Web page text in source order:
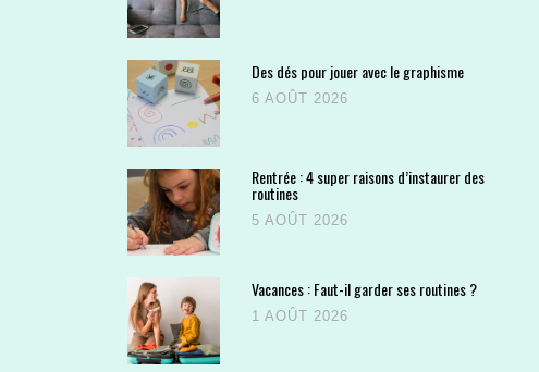
Des dés pour jouer avec le graphisme
6 AOÛT 2026
Rentrée : 4 super raisons d’instaurer des
routines
5 AOÛT 2026
Vacances : Faut-il garder ses routines ?
1 AOÛT 2026